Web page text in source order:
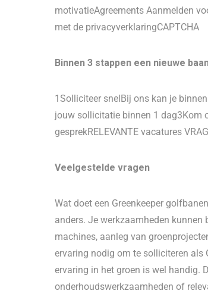
motivatieAgreements Aanmelden
met de privacyverklaringCAPTCHA
Binnen 3 stappen een nieuwe
1Solliciteer snelBij ons kan je
jouw sollicitatie binnen 1 dag3Kom
gesprekRELEVANTE vacatures
Veelgestelde vragen
Wat doet een Greenkeeper
anders. Je werkzaamheden
machines, aanleg van
ervaring nodig om te solliciteren als
ervaring in het groen is wel handig.
onderhoudswerkzaamheden of